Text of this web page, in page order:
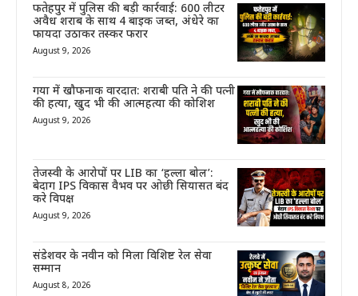
फतेहपुर में पुलिस की बड़ी कार्रवाई: 600 लीटर
अवैध शराब के साथ 4 बाइक जब्त, अंधेरे का
फायदा उठाकर तस्कर फरार
August 9, 2026
गया में खौफनाक वारदात: शराबी पति ने की पत्नी
की हत्या, खुद भी की आत्महत्या की कोशिश
August 9, 2026
तेजस्वी के आरोपों पर LIB का ‘हल्ला बोल’:
बेदाग IPS विकास वैभव पर ओछी सियासत बंद
करे विपक्ष
August 9, 2026
संडेशवर के नवीन को मिला विशिष्ट रेल सेवा
सम्मान
August 8, 2026